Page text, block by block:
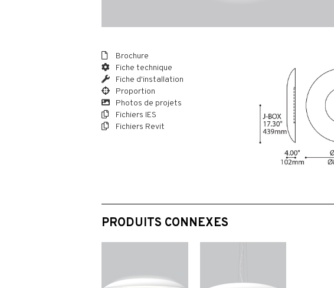
Brochure
Fiche technique
Fiche d'installation
Proportion
Photos de projets
Fichiers IES
Fichiers Revit
PRODUITS CONNEXES